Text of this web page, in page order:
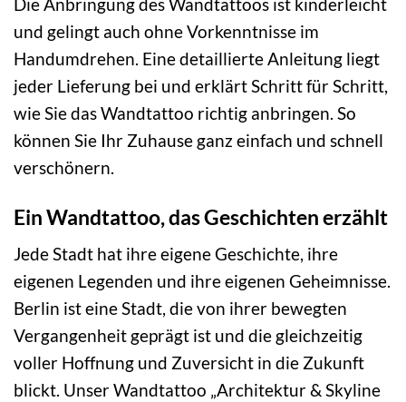
und gelingt auch ohne Vorkenntnisse im
Handumdrehen. Eine detaillierte Anleitung liegt
jeder Lieferung bei und erklärt Schritt für Schritt,
wie Sie das Wandtattoo richtig anbringen. So
können Sie Ihr Zuhause ganz einfach und schnell
verschönern.
Ein Wandtattoo, das Geschichten erzählt
Jede Stadt hat ihre eigene Geschichte, ihre
eigenen Legenden und ihre eigenen Geheimnisse.
Berlin ist eine Stadt, die von ihrer bewegten
Vergangenheit geprägt ist und die gleichzeitig
voller Hoffnung und Zuversicht in die Zukunft
blickt. Unser Wandtattoo „Architektur & Skyline